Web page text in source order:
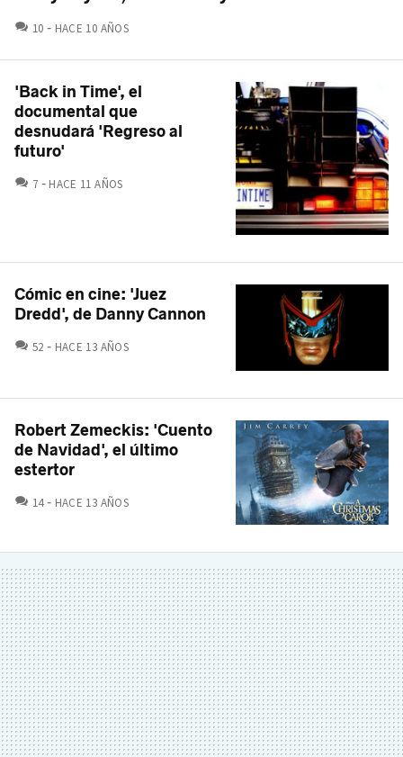
10 COMENTARIOS
HACE 10 AÑOS
'Back in Time', el
documental que
desnudará 'Regreso al
futuro'
7 COMENTARIOS
HACE 11 AÑOS
Cómic en cine: 'Juez
Dredd', de Danny Cannon
52 COMENTARIOS
HACE 13 AÑOS
Robert Zemeckis: 'Cuento
de Navidad', el último
estertor
14 COMENTARIOS
HACE 13 AÑOS